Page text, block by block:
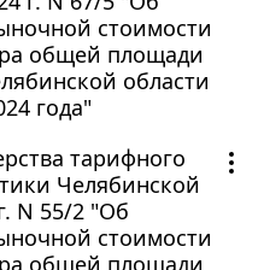
стоимости
общей площади
области
года"
тарифного
Челябинской
N 55/2 "Об
стоимости
общей площади